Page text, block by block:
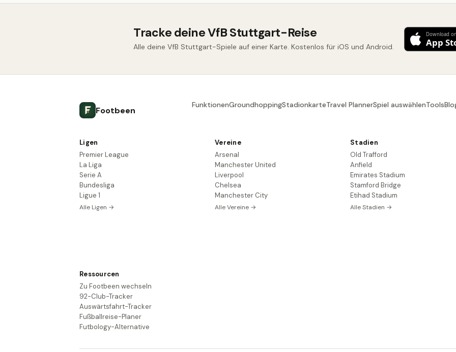
Tracke deine VfB Stuttgart-Reise
Alle deine VfB Stuttgart-Spiele auf einer Karte. Kostenlos für iOS und Android.
Footbeen
FunktionenGroundhoppingStadionkarteTravel PlannerSpiel auswählenTools
Ligen
Premier League
La Liga
Serie A
Bundesliga
Ligue 1
Alle Ligen →
Vereine
Arsenal
Manchester United
Liverpool
Chelsea
Manchester City
Alle Vereine →
Stadien
Old Trafford
Anfield
Emirates Stadium
Stamford Bridge
Etihad Stadium
Alle Stadien →
Ressourcen
Zu Footbeen wechseln
92-Club-Tracker
Auswärtsfahrt-Tracker
Fußballreise-Planer
Futbology-Alternative